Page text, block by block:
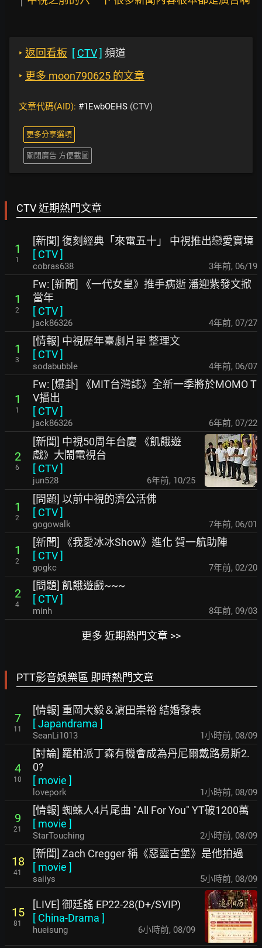
‣ 返回看板 [ CTV] 頻道
‣ 更多 moon790625 的文章
文章代碼(AID): #1EwbOEHS (CTV)
更多分享選項
關閉廣告 方便截圖
CTV 近期熱門文章
1
1
[新聞] 復刻經典「來電五十」 中視推出戀愛實境
[ CTV]
cobras638 3年前, 06/19
1
2
Fw: [新聞] 《一代女皇》推手病逝 潘迎紫發文掀
當年
[ CTV]
jack86326 4年前, 07/27
1
3
[情報] 中視歷年臺劇片單 整理文
[ CTV]
sodabubble 4年前, 06/07
1
1
Fw: [爆卦] 《MIT台灣誌》全新一季將於MOMO T
V播出
[ CTV]
jack86326 6年前, 07/22
2
6
[新聞] 中視50周年台慶 《飢餓遊
戲》大鬧電視台
[ CTV]
jun528 6年前, 10/25
1
2
[問題] 以前中視的濟公活佛
[ CTV]
gogowalk 7年前, 06/01
1
2
[新聞] 《我愛冰冰Show》進化 賀一航助陣
[ CTV]
gogkc 7年前, 02/20
2
4
[問題] 飢餓遊戲~~~
[ CTV]
minh 8年前, 09/03
更多 近期熱門文章 >>
PTT影音娛樂區 即時熱門文章
7
11
[情報] 重岡大毅＆濵田崇裕 結婚發表
[Japandrama ]
SeanLi1013 1小時前, 08/09
4
10
[討論] 羅柏派丁森有機會成為丹尼爾戴路易斯2.
0?
[ movie ]
lovepork 1小時前, 08/09
9
21
[情報] 蜘蛛人4片尾曲 "All For You" YT破1200萬
[ movie ]
StarTouching 2小時前, 08/09
18
41
[新聞] Zach Cregger 稱《惡靈古堡》是他拍過
[ movie ]
saiiys 5小時前, 08/09
15
81
[LIVE] 御廷謠 EP22-28(D+/SVIP)
[ China-Drama ]
hueisung 6小時前, 08/09